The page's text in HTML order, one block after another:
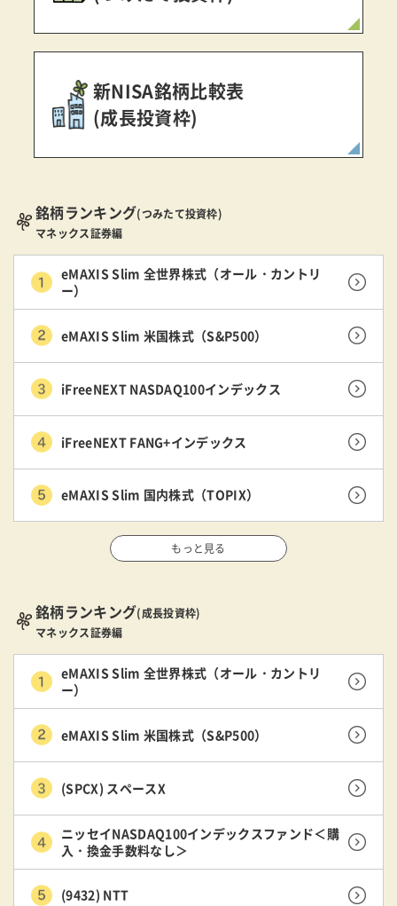
新NISA銘柄比較表
(成長投資枠)
銘柄ランキング(つみたて投資枠)
マネックス証券編
eMAXIS Slim 全世界株式（オール・カントリ
ー）
eMAXIS Slim 米国株式（S&P500）
iFreeNEXT NASDAQ100インデックス
iFreeNEXT FANG+インデックス
eMAXIS Slim 国内株式（TOPIX）
もっと見る
銘柄ランキング(成長投資枠)
マネックス証券編
eMAXIS Slim 全世界株式（オール・カントリ
ー）
eMAXIS Slim 米国株式（S&P500）
(SPCX) スペースX
ニッセイNASDAQ100インデックスファンド＜購
入・換金手数料なし＞
(9432) NTT